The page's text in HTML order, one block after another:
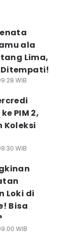
ala
Lima,
WIB
PIM 2,
Koleksi
WIB
Loki di
Bisa
WIB